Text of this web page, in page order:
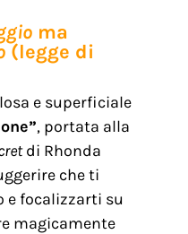
ma
(legge di
e superficiale
, portata alla
di Rhonda
che ti
e focalizzarti su
magicamente